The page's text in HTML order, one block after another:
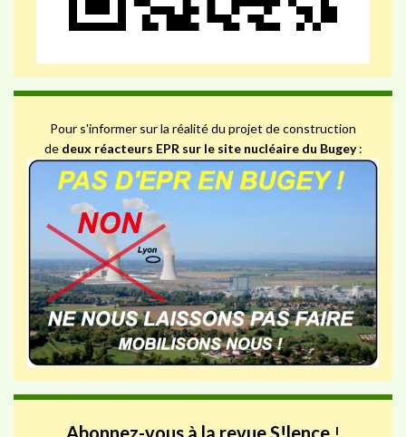
Pour s'informer sur la réalité du projet de construction
de deux réacteurs EPR sur le site nucléaire du Bugey:
Abonnez-vous à la revue S!lence !